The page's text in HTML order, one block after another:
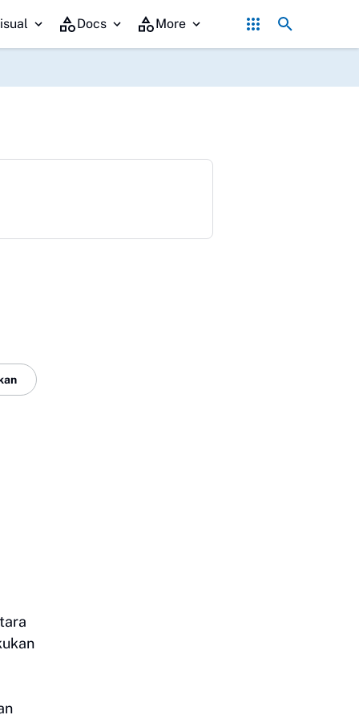
Hadiri Rakor Pemdes se-Kalteng, Bupati Shalahuddin Tegaskan
Docs More